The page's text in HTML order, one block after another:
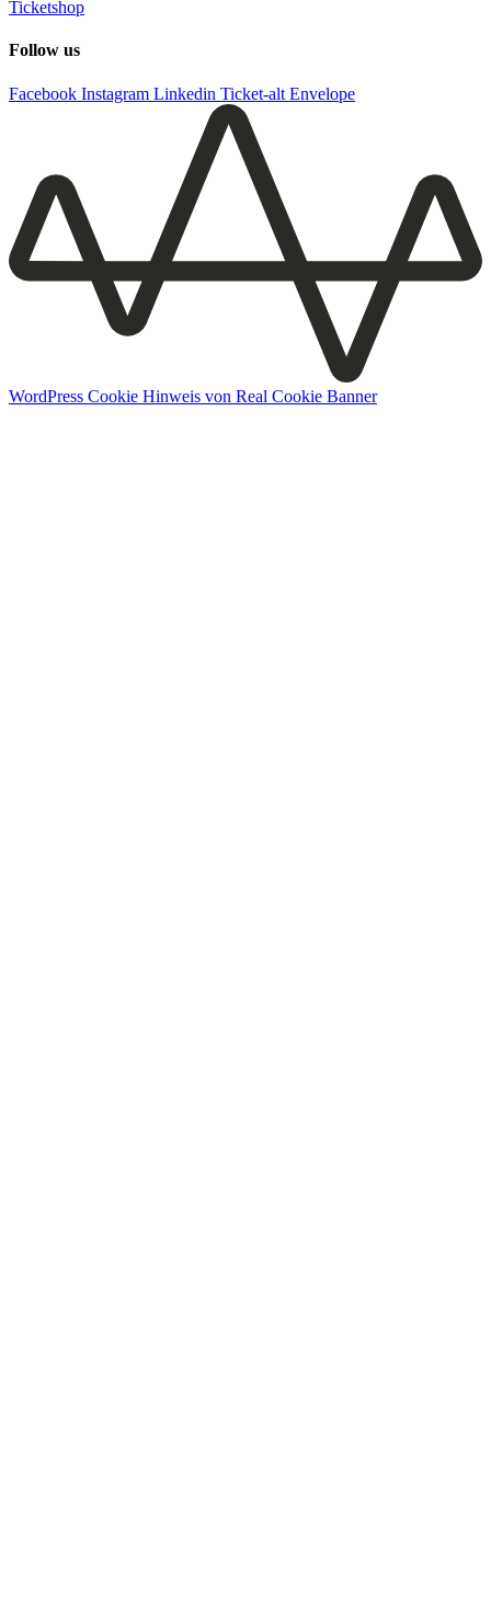
Ticketshop
Follow us
Facebook Instagram Linkedin Ticket-alt Envelope
WordPress Cookie Hinweis von Real Cookie Banner